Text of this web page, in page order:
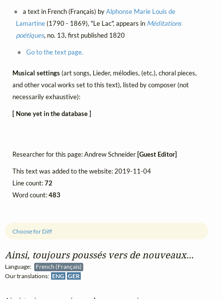
Ainsi, toujours poussés vers de nouveaux...
Language:
French (Français)
Our translations: ENG GER
Choose for Diff
a text in French (Français) byAlphonse Marie Louis de
Lamartine(1790 - 1869), "Le Lac", appears in Méditations
poétiques, no. 13, first published 1820
Go to the text page.
Musical settings(art songs, Lieder, mélodies, (etc.), choral pieces,
and other vocal works set to this text), listed by composer (not
necessarily exhaustive):
[ None yet in the database ]
Researcher for this page: Andrew Schneider [Guest Editor]
This text was added to the website: 2019-11-04
Line count:72
Word count:483